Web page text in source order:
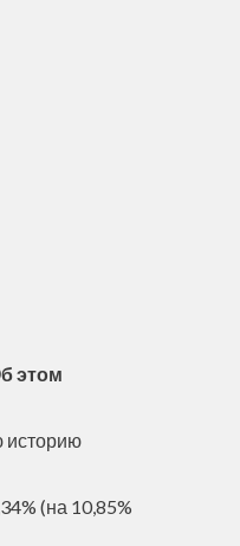
этом
историю
(на 10,85%